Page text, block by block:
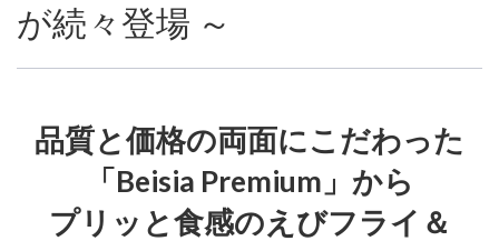
が続々登場 ～
品質と価格の両面にこだわった
「Beisia Premium」から
プリッと食感のえびフライ＆